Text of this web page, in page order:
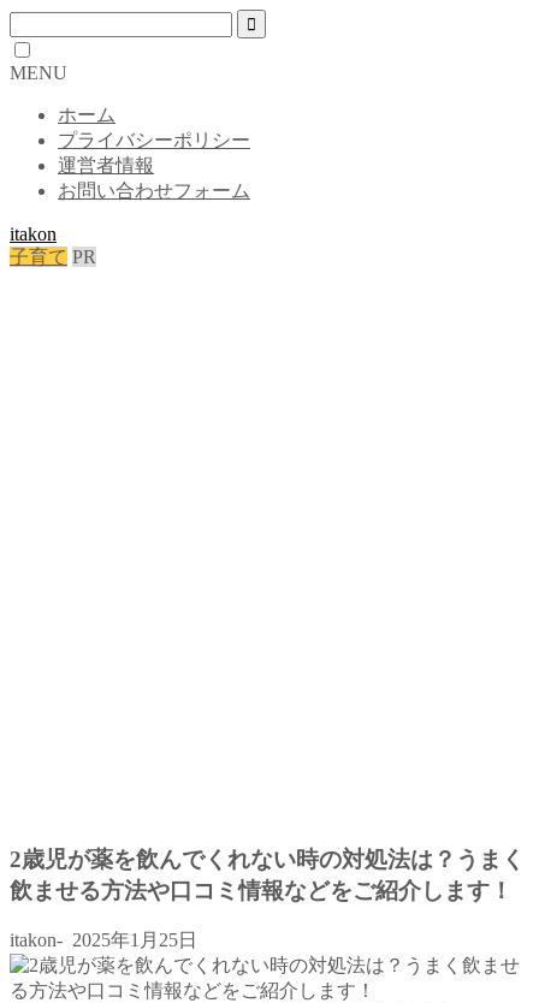
MENU
ホーム
プライバシーポリシー
運営者情報
お問い合わせフォーム
itakon
子育て PR
2歳児が薬を飲んでくれない時の対処法は？うまく
飲ませる方法や口コミ情報などをご紹介します！
itakon- 2025年1月25日